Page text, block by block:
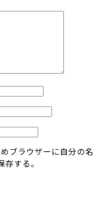
ブラウザーに自分の名
する。